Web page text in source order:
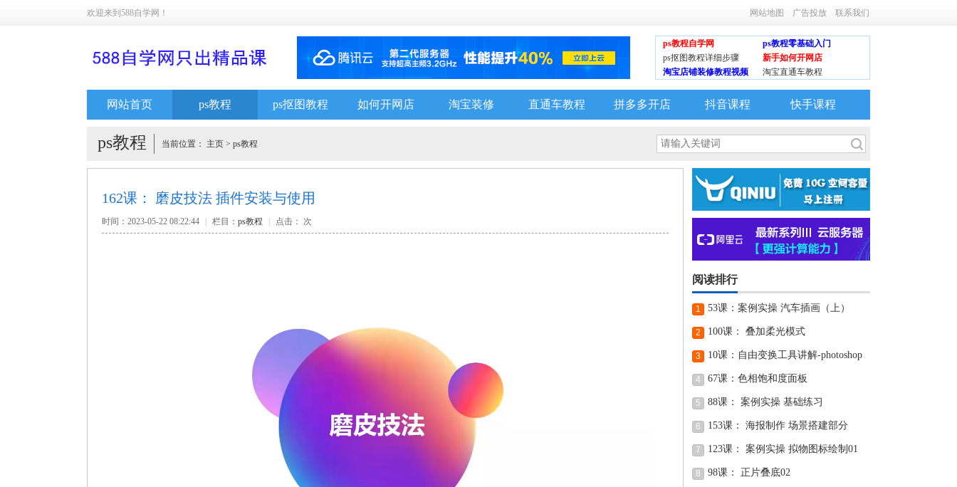
欢迎来到588自学网！ 网站地图 广告投放 联系我们
ps教程自学网
ps教程零基础入门
ps抠图教程详细步骤
新手如何开网店
淘宝店铺装修教程视频
淘宝直通车教程
网站首页 ps教程 ps抠图教程 如何开网店 淘宝装修 直通车教程 拼多多开店 抖音课程 快手课程
ps教程 当前位置： 主页 > ps教程
162课： 磨皮技法 插件安装与使用
时间：2023-05-22 08:22:44 栏目： ps教程 点击： 次
阅读排行
1 53课：案例实操 汽车插画（上）
2 100课： 叠加柔光模式
3
10课：自由变换工具讲解-photoshop
教程
4 67课：色相饱和度面板
5 88课： 案例实操 基础练习
6 153课： 海报制作 场景搭建部分
7 123课： 案例实操 拟物图标绘制01
8 98课： 正片叠底02